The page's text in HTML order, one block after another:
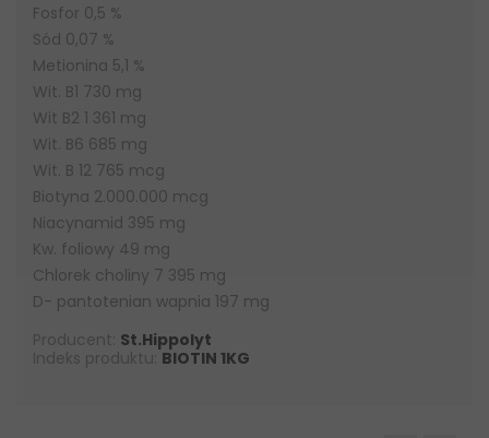
Fosfor 0,5 %
Sód 0,07 %
Metionina 5,1 %
Wit. B1 730 mg
Wit B2 1 361 mg
Wit. B6 685 mg
Wit. B 12 765 mcg
Biotyna 2.000.000 mcg
Niacynamid 395 mg
Kw. foliowy 49 mg
Chlorek choliny 7 395 mg
D- pantotenian wapnia 197 mg
Producent: St.Hippolyt
Indeks produktu: BIOTIN 1KG